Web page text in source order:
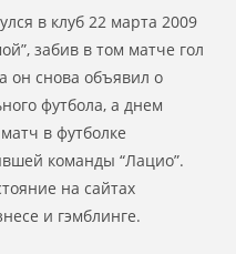
в клуб 22 марта 2009
забив в том матче гол
он снова объявил о
футбола, а днем
в футболке
команды “Лацио”.
на сайтах
и гэмблинге.